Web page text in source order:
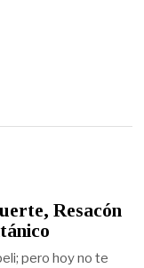
Resacón
pero hoy no te